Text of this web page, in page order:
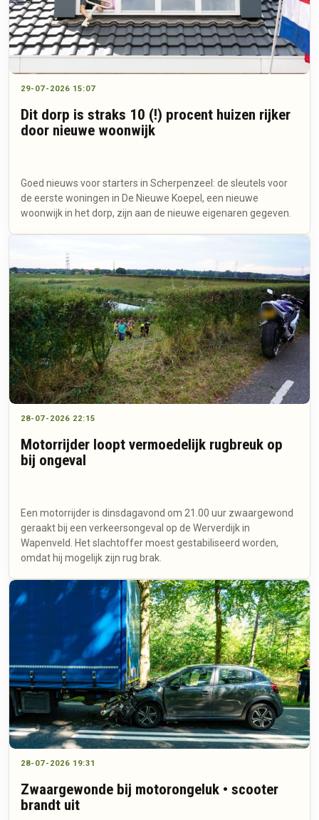
29-07-2026 15:07
Dit dorp is straks 10 (!) procent huizen rijker
door nieuwe woonwijk
Goed nieuws voor starters in Scherpenzeel: de sleutels voor
de eerste woningen in De Nieuwe Koepel, een nieuwe
woonwijk in het dorp, zijn aan de nieuwe eigenaren gegeven.
28-07-2026 22:15
Motorrijder loopt vermoedelijk rugbreuk op
bij ongeval
Een motorrijder is dinsdagavond om 21.00 uur zwaargewond
geraakt bij een verkeersongeval op de Werverdijk in
Wapenveld. Het slachtoffer moest gestabiliseerd worden,
omdat hij mogelijk zijn rug brak.
28-07-2026 19:31
Zwaargewonde bij motorongeluk • scooter
brandt uit